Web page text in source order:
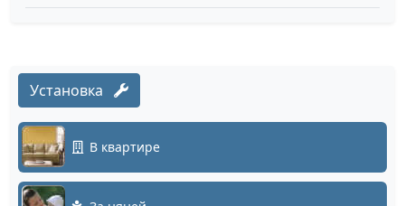
Установка
В квартире